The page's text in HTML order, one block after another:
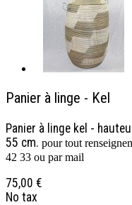
Panier à linge - Kel
Panier à linge kel -
55 cm. pour tout
42 33 ou par mail
75,00 €
No tax